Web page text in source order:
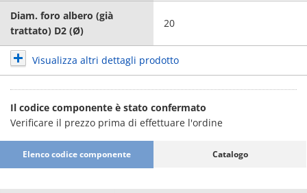
Diam. foro albero (già
trattato) D2 (Ø)
20
Visualizza altri dettagli prodotto
Il codice componente è stato confermato
Verificare il prezzo prima di effettuare l'ordine
Elenco codice componente Catalogo